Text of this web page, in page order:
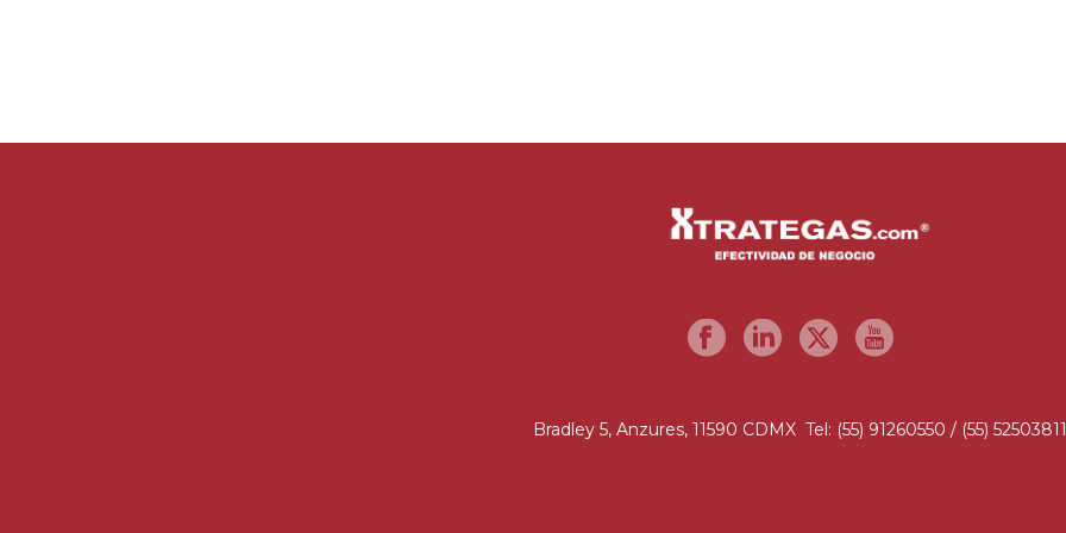
Bradley 5, Anzures, 11590 CDMX Tel: (55) 91260550 / (55) 52503811